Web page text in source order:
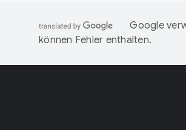
Google
können Fehler enthalten.